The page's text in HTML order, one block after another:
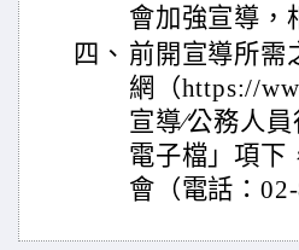
會加強宣導，
四、 前開宣導所需
網（https://
宣導∕公務人
電子檔」項下
會（電話：